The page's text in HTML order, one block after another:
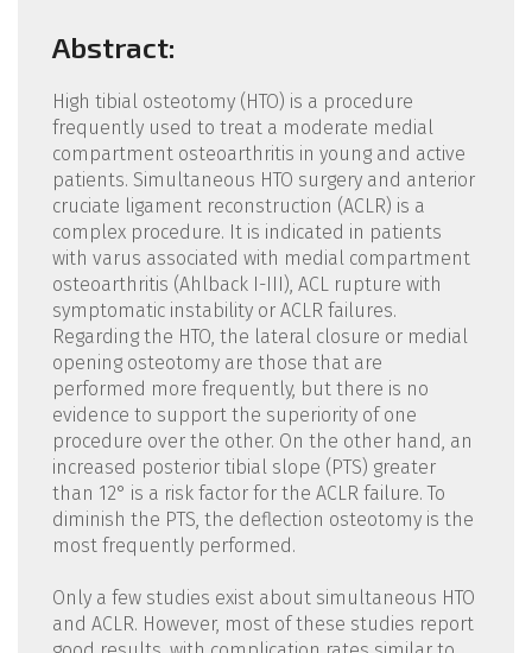
Abstract:
High tibial osteotomy (HTO) is a procedure
frequently used to treat a moderate medial
compartment osteoarthritis in young and active
patients. Simultaneous HTO surgery and anterior
cruciate ligament reconstruction (ACLR) is a
complex procedure. It is indicated in patients
with varus associated with medial compartment
osteoarthritis (Ahlback I-III), ACL rupture with
symptomatic instability or ACLR failures.
Regarding the HTO, the lateral closure or medial
opening osteotomy are those that are
performed more frequently, but there is no
evidence to support the superiority of one
procedure over the other. On the other hand, an
increased posterior tibial slope (PTS) greater
than 12° is a risk factor for the ACLR failure. To
diminish the PTS, the deflection osteotomy is the
most frequently performed.
Only a few studies exist about simultaneous HTO
and ACLR. However, most of these studies report